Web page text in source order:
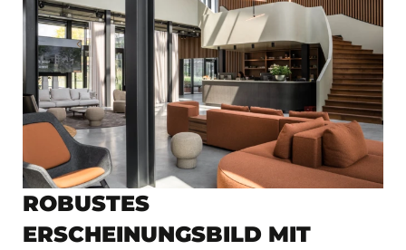
ROBUSTES
ERSCHEINUNGSBILD MIT